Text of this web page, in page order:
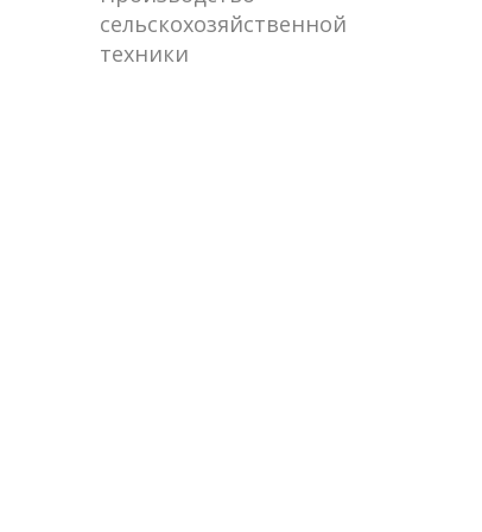
сельскохозяйственной
техники